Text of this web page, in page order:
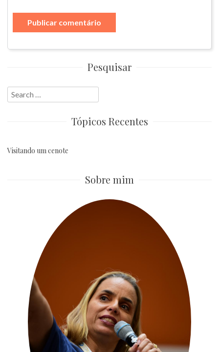
Pesquisar
Search
for:
Tópicos Recentes
Visitando um cenote
Sobre mim